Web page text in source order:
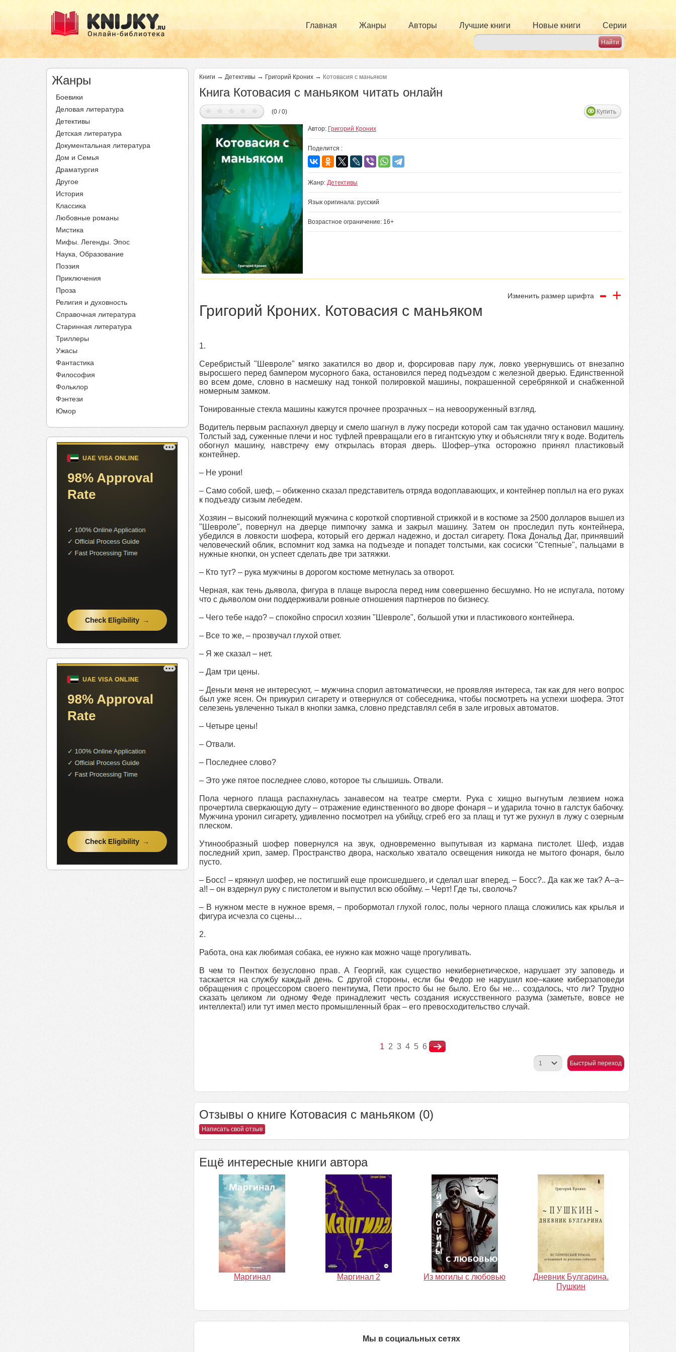
Главная Жанры Авторы Лучшие книги Новые книги Серии
Жанры
Боевики
Деловая литература
Детективы
Детская литература
Документальная литература
Дом и Семья
Драматургия
Другое
История
Классика
Любовные романы
Мистика
Мифы. Легенды. Эпос
Наука, Образование
Поэзия
Приключения
Проза
Религия и духовность
Справочная литература
Старинная литература
Триллеры
Ужасы
Фантастика
Философия
Фольклор
Фэнтези
Юмор
Книги → Детективы → Григорий Кроних → Котовасия с маньяком
Книга Котовасия с маньяком читать онлайн
(0 / 0) Купить
Автор: Григорий Кроних
Поделится :
Жанр: Детективы
Язык оригинала: русский
Возрастное ограничение: 16+
Изменить размер шрифта - +
Григорий Кроних. Котовасия с маньяком
1.
Серебристый "Шевроле" мягко закатился во двор и, форсировав пару луж, ловко увернувшись от внезапно
выросшего перед бампером мусорного бака, остановился перед подъездом с железной дверью. Единственной
во всем доме, словно в насмешку над тонкой полировкой машины, покрашенной серебрянкой и снабженной
номерным замком.
Тонированные стекла машины кажутся прочнее прозрачных – на невооруженный взгляд.
Водитель первым распахнул дверцу и смело шагнул в лужу посреди которой сам так удачно остановил машину.
Толстый зад, суженные плечи и нос туфлей превращали его в гигантскую утку и объясняли тягу к воде. Водитель
обогнул машину, навстречу ему открылась вторая дверь. Шофер–утка осторожно принял пластиковый
контейнер.
– Не урони!
– Само собой, шеф, – обиженно сказал представитель отряда водоплавающих, и контейнер поплыл на его руках
к подъезду сизым лебедем.
Хозяин – высокий полнеющий мужчина с короткой спортивной стрижкой и в костюме за 2500 долларов вышел из
"Шевроле", повернул на дверце пимпочку замка и закрыл машину. Затем он проследил путь контейнера,
убедился в ловкости шофера, который его держал надежно, и достал сигарету. Пока Дональд Даг, принявший
человеческий облик, вспомнит код замка на подъезде и попадет толстыми, как сосиски "Степные", пальцами в
нужные кнопки, он успеет сделать две три затяжки.
– Кто тут? – рука мужчины в дорогом костюме метнулась за отворот.
Черная, как тень дьявола, фигура в плаще выросла перед ним совершенно бесшумно. Но не испугала, потому
что с дьяволом они поддерживали ровные отношения партнеров по бизнесу.
– Чего тебе надо? – спокойно спросил хозяин "Шевроле", большой утки и пластикового контейнера.
– Все то же, – прозвучал глухой ответ.
– Я же сказал – нет.
– Дам три цены.
– Деньги меня не интересуют, – мужчина спорил автоматически, не проявляя интереса, так как для него вопрос
был уже ясен. Он прикурил сигарету и отвернулся от собеседника, чтобы посмотреть на успехи шофера. Этот
селезень увлеченно тыкал в кнопки замка, словно представлял себя в зале игровых автоматов.
– Четыре цены!
– Отвали.
– Последнее слово?
– Это уже пятое последнее слово, которое ты слышишь. Отвали.
Пола черного плаща распахнулась занавесом на театре смерти. Рука с хищно выгнутым лезвием ножа
прочертила сверкающую дугу – отражение единственного во дворе фонаря – и ударила точно в галстук бабочку.
Мужчина уронил сигарету, удивленно посмотрел на убийцу, сгреб его за плащ и тут же рухнул в лужу с озерным
плеском.
Утинообразный шофер повернулся на звук, одновременно выпутывая из кармана пистолет. Шеф, издав
последний хрип, замер. Пространство двора, насколько хватало освещения никогда не мытого фонаря, было
пусто.
– Босс! – крякнул шофер, не постигший еще происшедшего, и сделал шаг вперед. – Босс?.. Да как же так? А–а–
а!! – он вздернул руку с пистолетом и выпустил всю обойму. – Черт! Где ты, сволочь?
– В нужном месте в нужное время, – пробормотал глухой голос, полы черного плаща сложились как крылья и
фигура исчезла со сцены…
2.
Работа, она как любимая собака, ее нужно как можно чаще прогуливать.
В чем то Пентюх безусловно прав. А Георгий, как существо некибернетическое, нарушает эту заповедь и
таскается на службу каждый день. С другой стороны, если бы Федор не нарушил кое–какие киберзаповеди
обращения с процессором своего пентиума, Пети просто бы не было. Его бы не… создалось, что ли? Трудно
сказать целиком ли одному Феде принадлежит честь создания искусственного разума (заметьте, вовсе не
интеллекта!) или тут имел место промышленный брак – его превосходительство случай.
1 2 3 4 5 6
Быстрый переход
Отзывы о книге Котовасия с маньяком (0)
Написать свой отзыв
Ещё интересные книги автора
Маргинал Маргинал 2 Из могилы с любовью
Дневник Булгарина.
Пушкин
Мы в социальных сетях